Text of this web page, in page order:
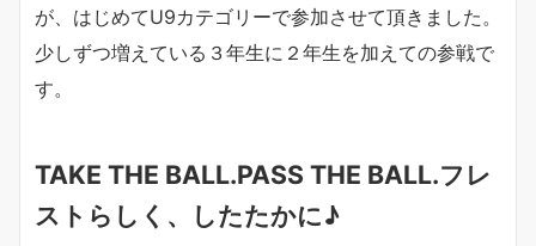
が、はじめてU9カテゴリーで参加させて頂きました。
少しずつ増えている３年生に２年生を加えての参戦で
す。
TAKE THE BALL.PASS THE BALL.フレ
ストらしく、したたかに♪